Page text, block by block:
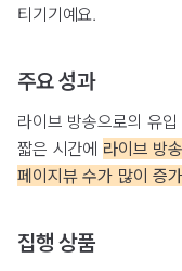
티기기예요.
주요 성과
라이브 방송으로의 유
짧은 시간에 라이브 방
페이지뷰 수가 많이 증가
집행 상품